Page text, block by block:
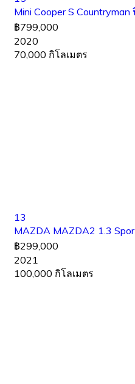
Mini Cooper S
฿799,000
2020
70,000 กิโลเมตร
13
MAZDA MAZDA2 1.3
฿299,000
2021
100,000 กิโลเมตร